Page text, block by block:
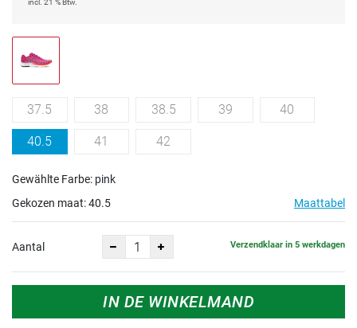
incl. 21 % Btw.
37.5 38 38.5 39 40
40.5 41 42
Gewählte Farbe: pink
Gekozen maat:40.5 Maattabel
Aantal Verzendklaar in 5 werkdagen
IN DE WINKELMAND